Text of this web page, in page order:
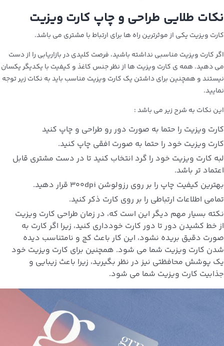
نکات طلایی طراحی و چاپ کارت ویزیت
کارت ویزیت یکی از موثرترین راه ها برای ارتباط با مشتری می باشد.
اگر کارت ویزیت مناسبی نداشته باشید، فرصت کلیدی در بازاریابی را از دست
می دهید. همه ی کارت ویزیت ها از نظر جنس کاغذ و کیفیت با یکدیگر یکسان
نیستند و همچنین برای داشتن یک کارت ویزیت مناسب باید به نکات زیر توجه
نمایید.
این نکات به شرح زیر می باشد :
کارت ویزیت را حتما به صورت دور رو طراحی و چاپ کنید
کارت ویزیت خود را حتما به صورت افقی چاپ کنید.
لبه کارت ویزیت خود را گرد انتخاب کنید تا در دست مشتری قابل
اعتماد تر باشد.
بهترین کیفیت چاپ را بر روی رزولوشن 300dpi قرار دهید.
تمامی اطلاعات ارتباطی را بر روی کارت ذکر کنید.
نکته بسیار مهم دیگر این است که، در زمان طراحی کارت ویزیت
از خط کشیدن دور تا دور کارت خودداری کنید، زیرا اگر کارت به
صورت دقیق بریده نشود، این کار باعث کج و نامتناسب دیده
شدن کارت ویزیت شما می شود. همچنین برای کارت ویزیت خود
یک پوشش محافظتی نیز در نظر بگیرید، زیرا باعث زیبایی و
جذابیت کارت ویزیت شما می شود.